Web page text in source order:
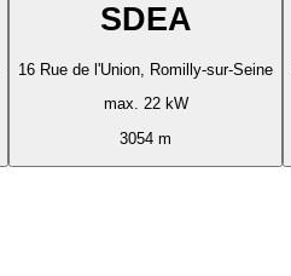
SDEA
16 Rue de l'Union, Romilly-sur-Seine
max. 22 kW
3054 m